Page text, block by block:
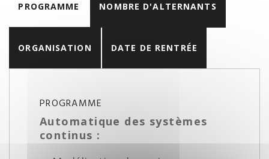
PROGRAMME NOMBRE D'ALTERNANTS
ORGANISATION DATE DE RENTRÉE
PROGRAMME
Automatique des systèmes
continus :